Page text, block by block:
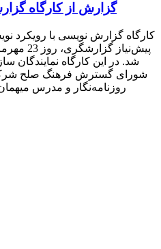
گزارش از کارگاه
کارگاه گزارش نویسی با رویکرد
پیش‌نیاز
شد. در این کارگاه نمایندگان
شورای گسترش فرهنگ صلح
روزنامه‌نگار و مدرس